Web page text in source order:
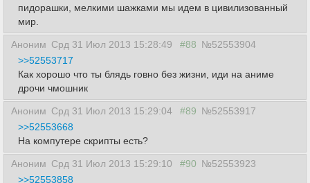
пидорашки, мелкими шажками мы идем в цивилизованный
мир.
Аноним Срд 31 Июл 2013 15:28:49 #88 №52553904
>>52553717
Как хорошо что ты блядь говно без жизни, иди на аниме
дрочи чмошник
Аноним Срд 31 Июл 2013 15:29:04 #89 №52553917
>>52553668
На компутере скрипты есть?
Аноним Срд 31 Июл 2013 15:29:10 #90 №52553923
>>52553858